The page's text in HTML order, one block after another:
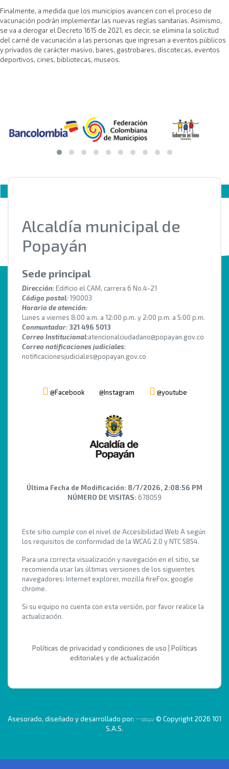
Finalmente, a medida que los municipios avancen con el proceso de
vacunación podrán implementar las nuevas reglas sanitarias. Asimismo,
se va a derogar el Decreto 1615 de 2021, es decir, se elimina la solicitud
del carné de vacunación a las personas que ingresan a eventos públicos
y privados de carácter masivo, bares, gastrobares, discotecas, eventos
deportivos, cines, bibliotecas, museos.​
Alcaldía municipal de
Popayán
Sede principal
Dirección: Edificio el CAM, carrera 6 No.4-21
Código postal:190003
Horario de atención:
Lunes a viernes 8:00 a.m. a 12:00 p.m. y 2:00 p.m. a 5:00 p.m.
Conmuntador: 321 496 5013
Correo Institucional:atencionalciudadano@popayan.gov.co
Correo notificaciones judiciales:
notificacionesjudiciales@popayan.gov.co
@Facebook @Instagram @youtube
Última Fecha de Modificación: 8/7/2026, 2:08:56 PM
NÚMERO DE VISITAS: 678059
Este sitio cumple con el nivel de Accesibilidad Web A según
los requisitos de conformidad de la WCAG 2.0 y NTC 5854.
Para una correcta visualización y navegación en el sitio, se
recomienda usar las últimas versiones de los siguientes
navegadores: Internet explorer, mozilla fireFox, google
chrome.
Si su equipo no cuenta con esta versión, por favor realice la
actualización.
Políticas de privacidad y condiciones de uso
Políticas
editoriales y de actualización
Asesorado, diseñado y desarrollado por:
© Copyright 2026 101
S.A.S.